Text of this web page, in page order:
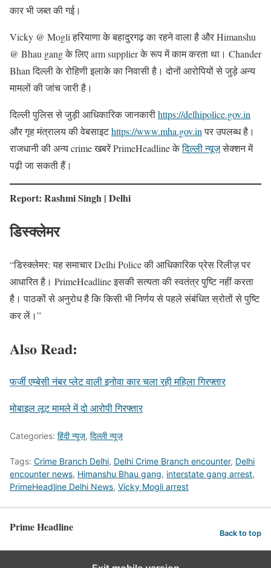
कार भी जब्त की गई।
Vicky @ Mogli हरियाणा के बहादुरगढ़ का रहने वाला है और Himanshu
@ Bhau gang के लिए arm supplier के रूप में काम करता था। Chander
Bhan दिल्ली के रोहिणी इलाके का निवासी है। दोनों आरोपियों से जुड़े अन्य
मामलों की जांच जारी है।
दिल्ली पुलिस से जुड़ी आधिकारिक जानकारीhttps://delhipolice.gov.in
और गृह मंत्रालय की वेबसाइटhttps://www.mha.gov.inपर उपलब्ध है।
राजधानी की अन्य crime खबरें PrimeHeadline केदिल्ली न्यूज़सेक्शन में
पढ़ी जा सकती हैं।
Report: Rashmi Singh | Delhi
डिस्क्लेमर
“डिस्क्लेमर: यह समाचार Delhi Police की आधिकारिक प्रेस रिलीज़ पर
आधारित है। PrimeHeadline इसकी सत्यता की स्वतंत्र पुष्टि नहीं करता
है। पाठकों से अनुरोध है कि किसी भी निर्णय से पहले संबंधित स्रोतों से पुष्टि
कर लें।”
Also Read:
फर्जी एम्बेसी नंबर प्लेट वाली इनोवा कार चला रही महिला गिरफ्तार
मोबाइल लूट मामले में दो आरोपी गिरफ्तार
Categories: हिंदी न्यूज़, दिल्ली न्यूज़
Tags: Crime Branch Delhi, Delhi Crime Branch encounter, Delhi
encounter news, Himanshu Bhau gang, interstate gang arrest,
PrimeHeadline Delhi News, Vicky Mogli arrest
Prime Headline Back to top